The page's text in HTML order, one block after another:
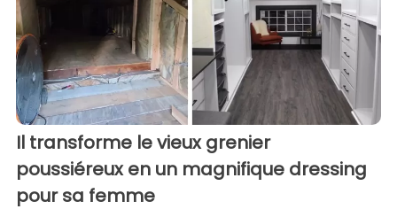
Il transforme le vieux grenier
poussiéreux en un magnifique dressing
pour sa femme